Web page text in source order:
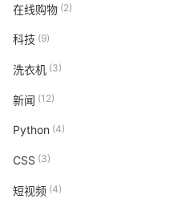
在线购物(2)
科技 (9)
洗衣机 (3)
新闻 (12)
Python (4)
CSS (3)
短视频(4)